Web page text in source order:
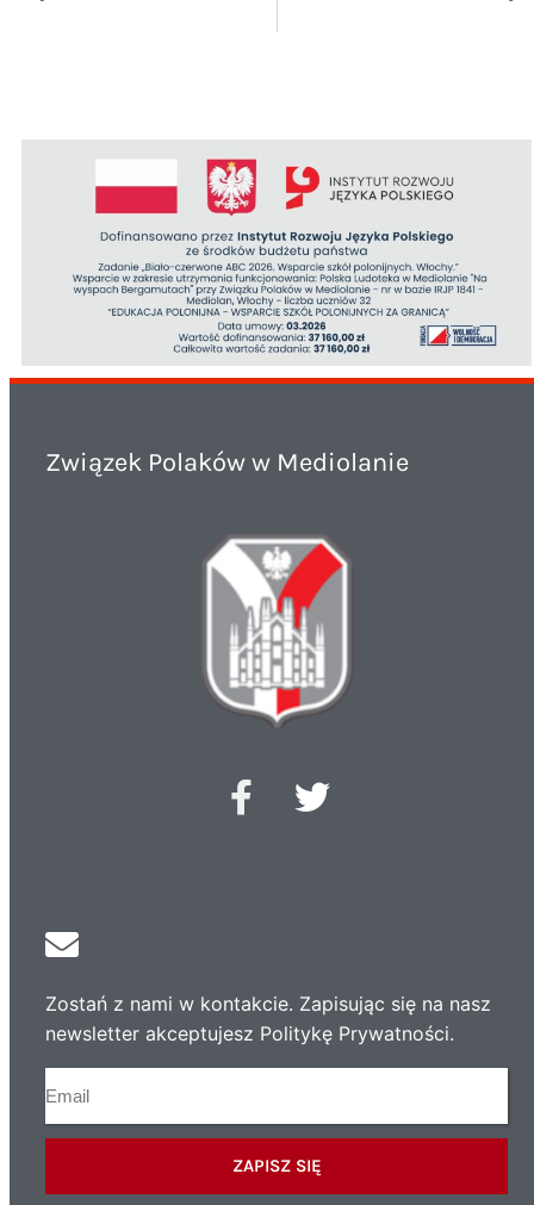
Związek Polaków w Mediolanie
Zostań z nami w kontakcie. Zapisując się na nasz
newsletter akceptujesz Politykę Prywatności.
ZAPISZ SIĘ